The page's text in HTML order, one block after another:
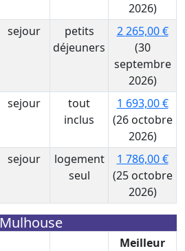
2026)
sejour
petits
déjeuners
2 265,00 €
(30
septembre
2026)
sejour
tout
inclus
1 693,00 €
(26 octobre
2026)
sejour
logement
seul
1 786,00 €
(25 octobre
2026)
Mulhouse
Meilleur